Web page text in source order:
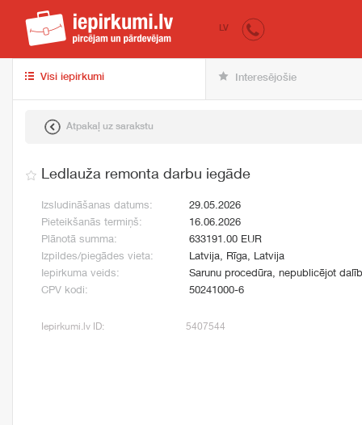
iepirkumi.lv
LV
Visi iepirkumi Interesējošie
Atpakaļ uz sarakstu
Ledlauža remonta darbu iegāde
Izsludināšanas datums:
29.05.2026
Pieteikšanās termiņš:
16.06.2026
Plānotā summa:
633191.00 EUR
Izpildes/piegādes vieta:
Latvija, Rīga, Latvija
Iepirkuma veids:
Sarunu procedūra, nepublicējot
CPV kodi:
50241000-6
Iepirkumi.lv ID: 5407544